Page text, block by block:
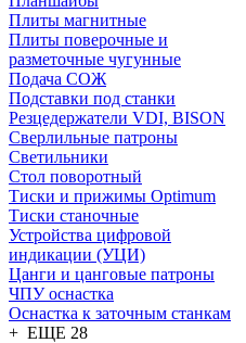
Плиты магнитные
Плиты поверочные и
разметочные чугунные
Подача СОЖ
Подставки под станки
Резцедержатели VDI, BISON
Сверлильные патроны
Светильники
Стол поворотный
Тиски и прижимы Optimum
Тиски станочные
Устройства цифровой
индикации (УЦИ)
Цанги и цанговые патроны
ЧПУ оснастка
Оснастка к заточным станкам
+ ЕЩЕ 28